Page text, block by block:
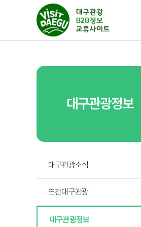
대구관광정보
대구관광소식
연간대구관광
대구관광정보